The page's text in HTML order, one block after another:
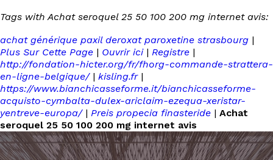
Tags with Achat seroquel 25 50 100 200 mg internet avis:
achat générique paxil deroxat paroxetine strasbourg |
Plus Sur Cette Page | Ouvrir ici| Registre |
http://fondation-hicter.org/fr/fhorg-commande-strattera-
en-ligne-belgique/| kisling.fr|
https://www.bianchicasseforme.it/bianchicasseforme-
acquisto-cymbalta-dulex-ariclaim-ezequa-xeristar-
yentreve-europa/| Preis propecia finasteride | Achat
seroquel 25 50 100 200 mg internet avis